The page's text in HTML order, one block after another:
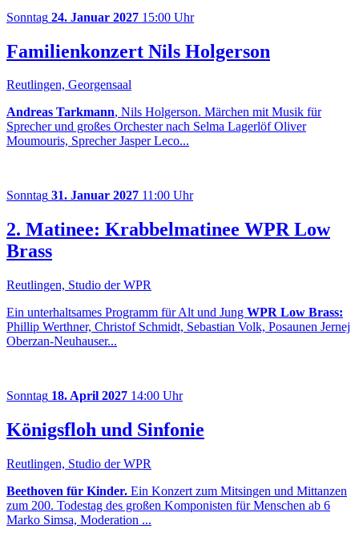
Sonntag 24. Januar 2027 15:00 Uhr
Familienkonzert Nils Holgerson
Reutlingen, Georgensaal
Andreas Tarkmann, Nils Holgerson. Märchen mit Musik für
Sprecher und großes Orchester nach Selma Lagerlöf Oliver
Moumouris, Sprecher Jasper Leco...
Sonntag 31. Januar 2027 11:00 Uhr
2. Matinee: Krabbelmatinee WPR Low
Brass
Reutlingen, Studio der WPR
Ein unterhaltsames Programm für Alt und Jung WPR Low Brass:
Phillip Werthner, Christof Schmidt, Sebastian Volk, Posaunen Jernej
Oberzan-Neuhauser...
Sonntag 18. April 2027 14:00 Uhr
Königsfloh und Sinfonie
Reutlingen, Studio der WPR
Beethoven für Kinder. Ein Konzert zum Mitsingen und Mittanzen
zum 200. Todestag des großen Komponisten für Menschen ab 6
Marko Simsa, Moderation ...